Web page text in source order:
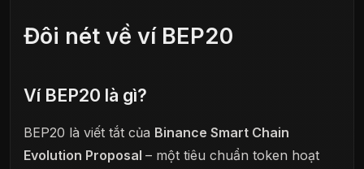
Đôi nét về ví BEP20
Ví BEP20 là gì?
BEP20 là viết tắt của Binance Smart Chain
Evolution Proposal – một tiêu chuẩn token hoạt